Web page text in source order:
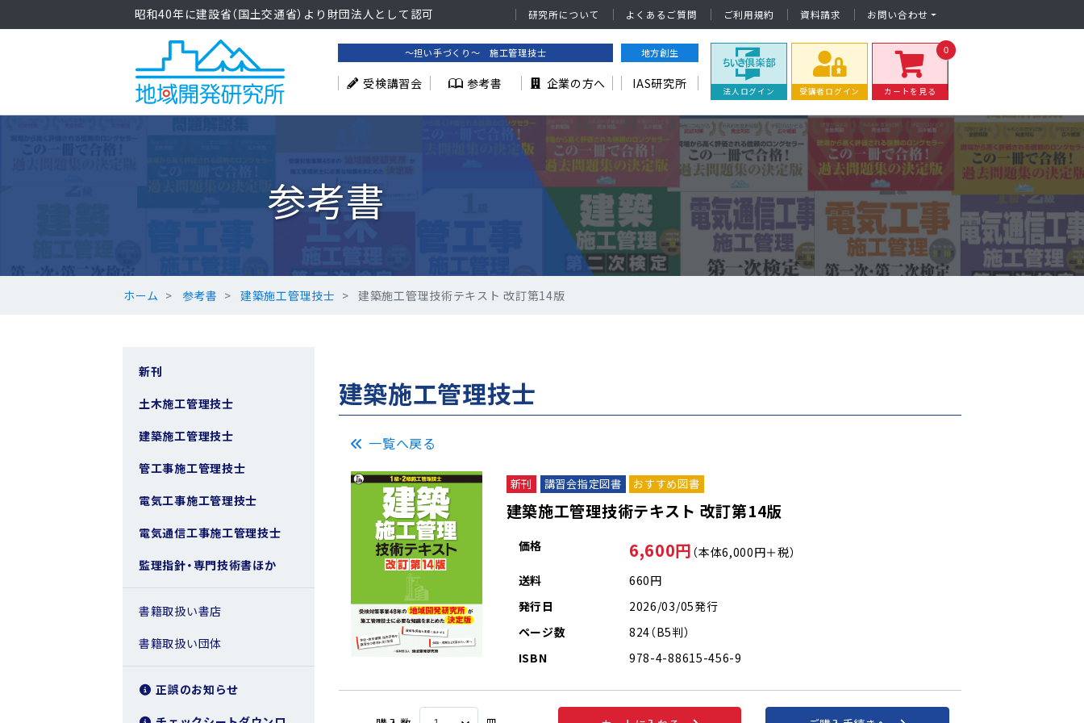
昭和40年に建設省（国土交通省）より財団法人として認可 研究所について よくあるご質問 ご利用規約 資料請求 お問い合わせ
～担い手づくり～ 施工管理技士
受検講習会 参考書 企業の方へ
地方創生
IAS研究所 法人ログイン 受講者ログイン カートを見る
0
参考書
ホーム 参考書 建築施工管理技士 建築施工管理技術テキスト 改訂第14版
建築施工管理技士
一覧へ戻る
新刊 講習会指定図書 おすすめ図書
建築施工管理技術テキスト 改訂第14版
価格 6,600円 （本体6,000円＋税）
送料
660円
発行日
2026/03/05発行
ページ数
824（B5判）
ISBN
978-4-88615-456-9
新刊
土木施工管理技士
建築施工管理技士
管工事施工管理技士
電気工事施工管理技士
電気通信工事施工管理技士
監理指針・専門技術書ほか
書籍取扱い書店
書籍取扱い団体
正誤のお知らせ